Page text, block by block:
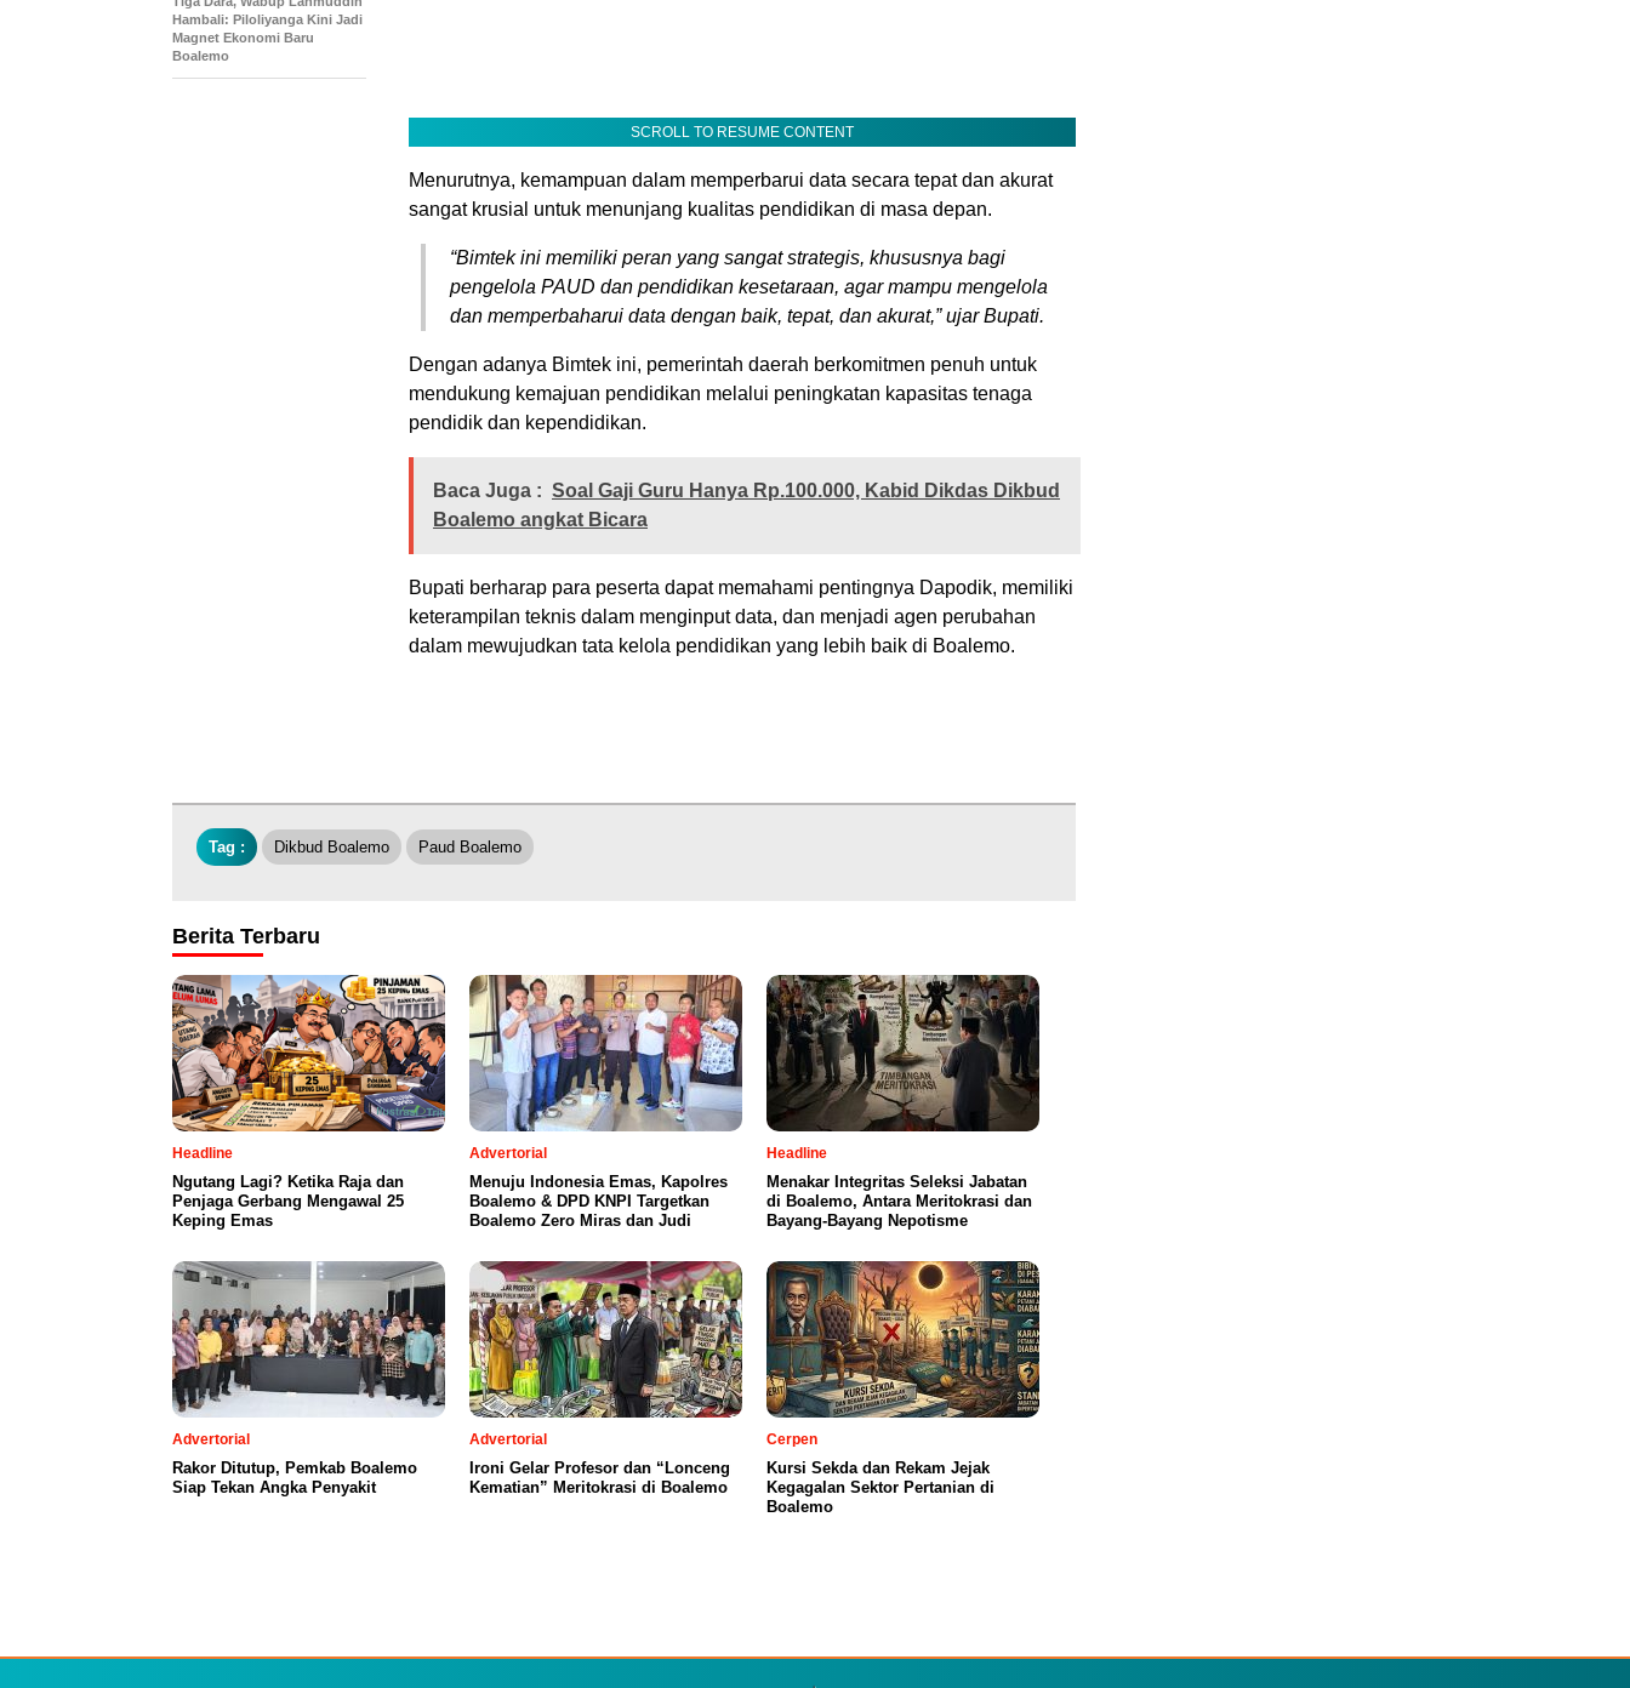
SCROLL TO RESUME CONTENT
Menurutnya, kemampuan dalam memperbarui data secara tepat dan akurat
sangat krusial untuk menunjang kualitas pendidikan di masa depan.
“Bimtek ini memiliki peran yang sangat strategis, khususnya bagi
pengelola PAUD dan pendidikan kesetaraan, agar mampu mengelola
dan memperbaharui data dengan baik, tepat, dan akurat,”ujar Bupati.
Dengan adanya Bimtek ini, pemerintah daerah berkomitmen penuh untuk
mendukung kemajuan pendidikan melalui peningkatan kapasitas tenaga
pendidik dan kependidikan.
Baca Juga : Soal Gaji Guru Hanya Rp.100.000, Kabid Dikdas Dikbud
Boalemo angkat Bicara
Bupati berharap para peserta dapat memahami pentingnya Dapodik, memiliki
keterampilan teknis dalam menginput data, dan menjadi agen perubahan
dalam mewujudkan tata kelola pendidikan yang lebih baik di Boalemo.
Hambali: Piloliyanga Kini Jadi
Magnet Ekonomi Baru
Boalemo
Tag : Dikbud Boalemo Paud Boalemo
Berita Terbaru
Headline
Ngutang Lagi? Ketika Raja dan
Penjaga Gerbang Mengawal 25
Keping Emas
Advertorial
Menuju Indonesia Emas, Kapolres
Boalemo & DPD KNPI Targetkan
Boalemo Zero Miras dan Judi
Headline
Menakar Integritas Seleksi Jabatan
di Boalemo, Antara Meritokrasi dan
Bayang-Bayang Nepotisme
Advertorial
Rakor Ditutup, Pemkab Boalemo
Siap Tekan Angka Penyakit
Advertorial
Ironi Gelar Profesor dan “Lonceng
Kematian” Meritokrasi di Boalemo
Cerpen
Kursi Sekda dan Rekam Jejak
Kegagalan Sektor Pertanian di
Boalemo